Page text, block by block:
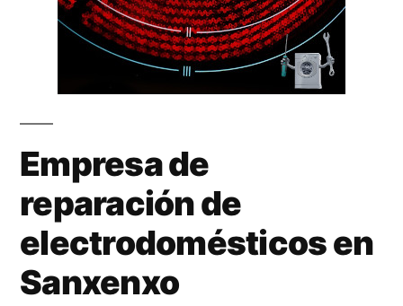
Empresa de
reparación de
electrodomésticos en
Sanxenxo